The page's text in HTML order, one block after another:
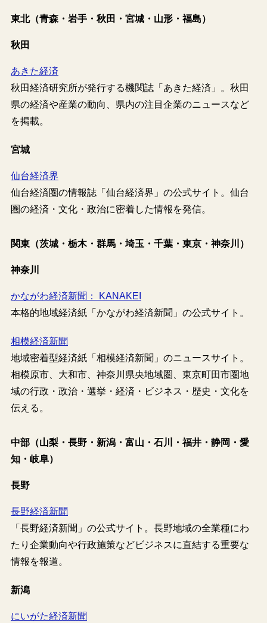
東北（青森・岩手・秋田・宮城・山形・福島）
秋田
あきた経済
秋田経済研究所が発行する機関誌「あきた経済」。秋田
県の経済や産業の動向、県内の注目企業のニュースなど
を掲載。
宮城
仙台経済界
仙台経済圏の情報誌「仙台経済界」の公式サイト。仙台
圏の経済・文化・政治に密着した情報を発信。
関東（茨城・栃木・群馬・埼玉・千葉・東京・神奈川）
神奈川
かながわ経済新聞： KANAKEI
本格的地域経済紙「かながわ経済新聞」の公式サイト。
相模経済新聞
地域密着型経済紙「相模経済新聞」のニュースサイト。
相模原市、大和市、神奈川県央地域圏、東京町田市圏地
域の行政・政治・選挙・経済・ビジネス・歴史・文化を
伝える。
中部（山梨・長野・新潟・富山・石川・福井・静岡・愛
知・岐阜）
長野
長野経済新聞
「長野経済新聞」の公式サイト。長野地域の全業種にわ
たり企業動向や行政施策などビジネスに直結する重要な
情報を報道。
新潟
にいがた経済新聞